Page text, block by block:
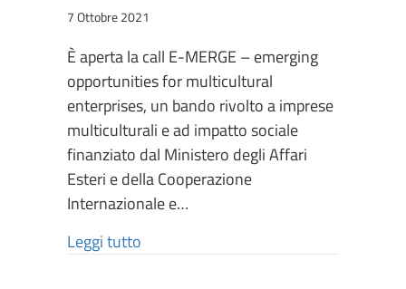
7 Ottobre 2021
È aperta la call E-MERGE – emerging
opportunities for multicultural
enterprises, un bando rivolto a imprese
multiculturali e ad impatto sociale
finanziato dal Ministero degli Affari
Esteri e della Cooperazione
Internazionale e…
Leggi tutto